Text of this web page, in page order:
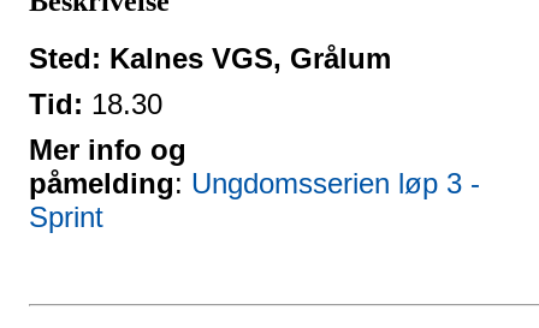
Sted: Kalnes VGS, Grålum
Tid: 18.30
Mer info og
påmelding: Ungdomsserien løp 3 -
Sprint